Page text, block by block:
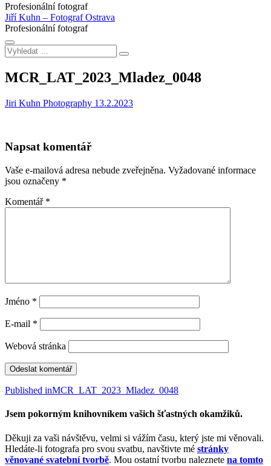
Profesionální fotograf
Jiří Kuhn – Fotograf Ostrava
Profesionální fotograf
Vyhledat
…
MCR_LAT_2023_Mladez_0048
Jiri Kuhn Photography 13.2.2023
Napsat komentář
Vaše e-mailová adresa nebude zveřejněna. Vyžadované informace
jsou označeny *
Komentář *
Jméno *
E-mail *
Webová stránka
Navigace
pro
Published inMCR_LAT_2023_Mladez_0048
Jsem pokorným knihovníkem vašich šťastných okamžiků.
Děkuji za vaši návštěvu, velmi si vážím času, který jste mi věnovali.
Hledáte-li fotografa pro svou svatbu, navštivte mé stránky
věnované svatební tvorbě. Mou ostatní tvorbu naleznete na tomto